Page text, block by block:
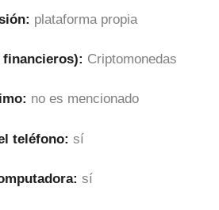
plataforma propia
Criptomonedas
no es mencionado
teléfono: sí
sí